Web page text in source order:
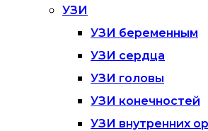
УЗИ
УЗИ беременным
УЗИ сердца
УЗИ головы
УЗИ конечностей
УЗИ внутренних